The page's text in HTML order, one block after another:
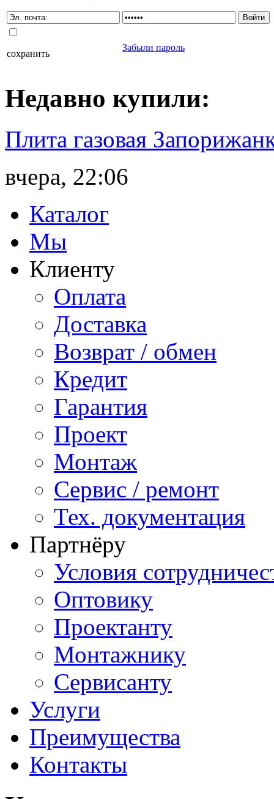
сохранить
Забыли пароль
Недавно купили:
Плита газовая
вчера, 22:06
Каталог
Мы
Клиенту
Оплата
Доставка
Возврат / обмен
Кредит
Гарантия
Проект
Монтаж
Сервис / ремонт
Тех. документация
Партнёру
Условия
Оптовику
Проектанту
Монтажнику
Сервисанту
Услуги
Преимущества
Контакты